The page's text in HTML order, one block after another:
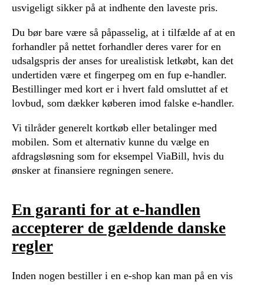
usvigeligt sikker på at indhente den laveste pris.
Du bør bare være så påpasselig, at i tilfælde af at en
forhandler på nettet forhandler deres varer for en
udsalgspris der anses for urealistisk letkøbt, kan det
undertiden være et fingerpeg om en fup e-handler.
Bestillinger med kort er i hvert fald omsluttet af et
lovbud, som dækker køberen imod falske e-handler.
Vi tilråder generelt kortkøb eller betalinger med
mobilen. Som et alternativ kunne du vælge en
afdragsløsning som for eksempel ViaBill, hvis du
ønsker at finansiere regningen senere.
En garanti for at e-handlen
accepterer de gældende danske
regler
Inden nogen bestiller i en e-shop kan man på en vis